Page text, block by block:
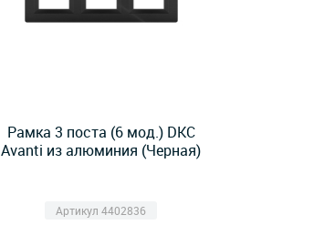
Рамка 3 поста (6 мод.) DKC
Avanti из алюминия (Черная)
Артикул 4402836